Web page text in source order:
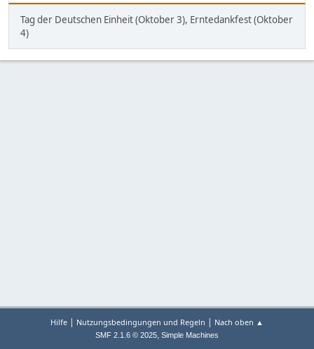
Tag der Deutschen Einheit (Oktober 3), Erntedankfest (Oktober
4)
Hilfe | Nutzungsbedingungen und Regeln | Nach oben ▲
SMF 2.1.6 © 2025, Simple Machines